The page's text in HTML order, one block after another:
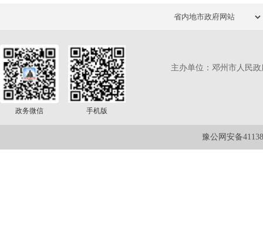
政务微信 手机版
主办单位：邓州市人民
豫公网安备